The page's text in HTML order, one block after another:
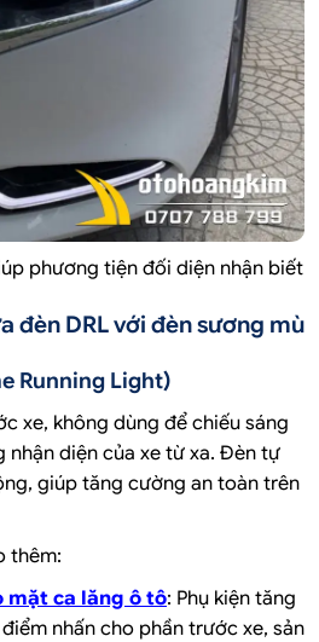
phương tiện đối diện nhận biết
đèn DRL với đèn sương mù
Running Light)
xe, không dùng để chiếu sáng
nhận diện của xe từ xa. Đèn tự
giúp tăng cường an toàn trên
thêm:
mặt ca lăng ô tô: Phụ kiện tăng
nhấn cho phần trước xe, sản